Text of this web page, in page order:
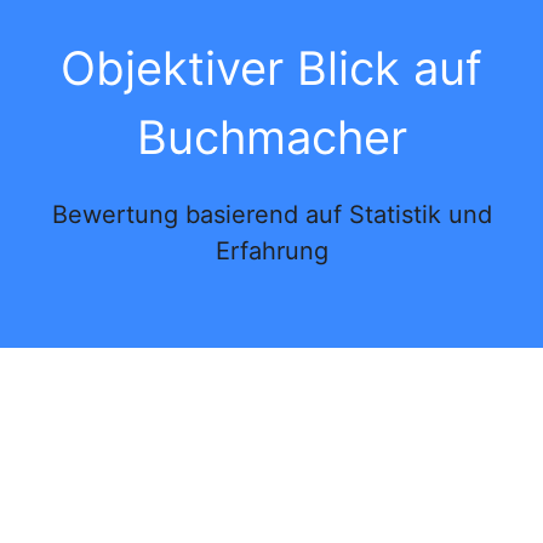
Objektiver Blick auf
Buchmacher
Bewertung basierend auf Statistik und
Erfahrung